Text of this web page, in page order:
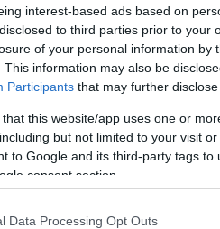
interest-based ads based on
to third parties prior to your
of your personal information by
This information may also be
Participants that may further
that this website/app uses one or
but not limited to your visit
to Google and its third-party tags
consent section.
Data Processing Opt Outs